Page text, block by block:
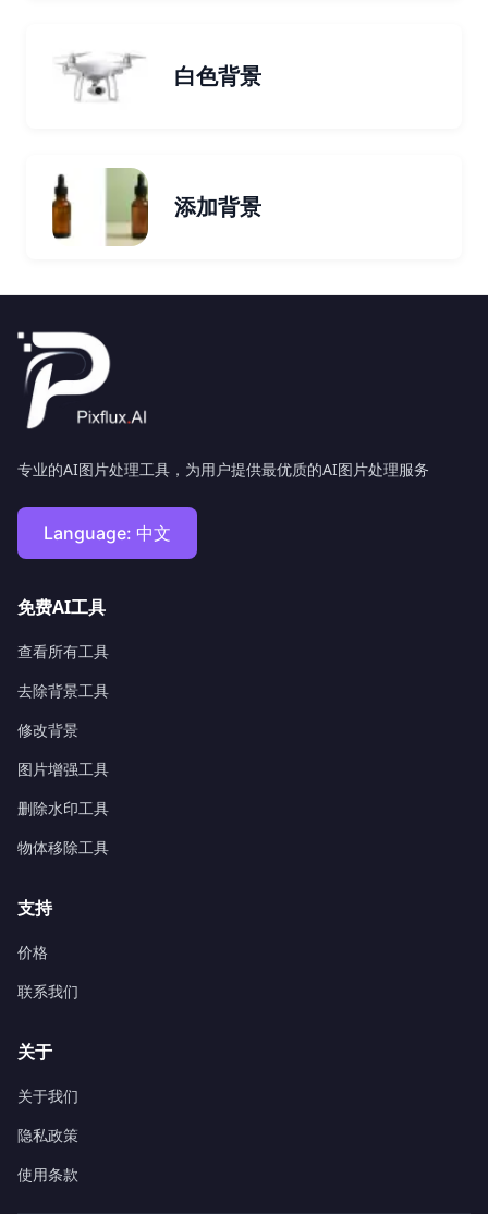
白色背景
添加背景
专业的AI图片处理工具，为用户提供最优质的AI图片处理服务
Language: 中文
免费AI工具
查看所有工具
去除背景工具
修改背景
图片增强工具
删除水印工具
物体移除工具
支持
价格
联系我们
关于
关于我们
隐私政策
使用条款